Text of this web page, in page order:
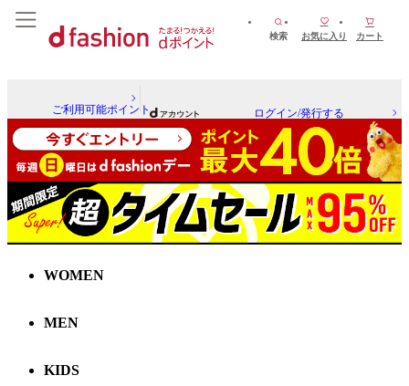
検索 お気に入り カート
ご利用可能ポイント ログイン/発行する
WOMEN
MEN
KIDS